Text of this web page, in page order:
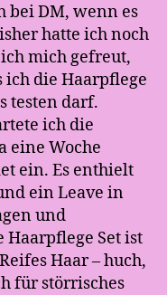
bei DM, wenn es
hatte ich noch
mich gefreut,
ich die Haarpflege
testen darf.
ich die
eine Woche
ein. Es enthielt
ein Leave in
und
Set ist
Haar – huch,
für störrisches